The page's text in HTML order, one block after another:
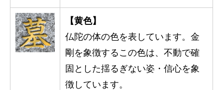
【黄色】
仏陀の体の色を表しています。金
剛を象徴するこの色は、不動で確
固とした揺るぎない姿・信心を象
徴しています。